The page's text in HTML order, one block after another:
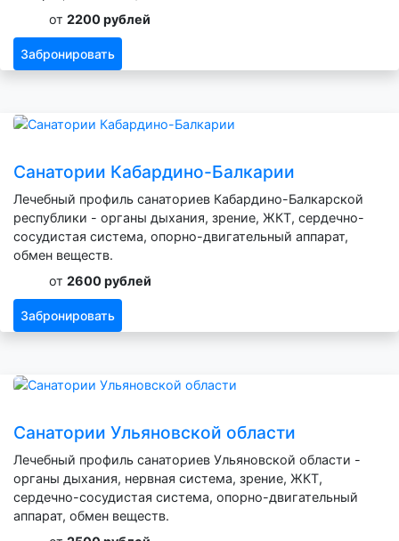
от 2200 рублей
Забронировать
Санатории Кабардино-Балкарии
Лечебный профиль санаториев Кабардино-Балкарской
республики - органы дыхания, зрение, ЖКТ, сердечно-
сосудистая система, опорно-двигательный аппарат,
обмен веществ.
от 2600 рублей
Забронировать
Санатории Ульяновской области
Лечебный профиль санаториев Ульяновской области -
органы дыхания, нервная система, зрение, ЖКТ,
сердечно-сосудистая система, опорно-двигательный
аппарат, обмен веществ.